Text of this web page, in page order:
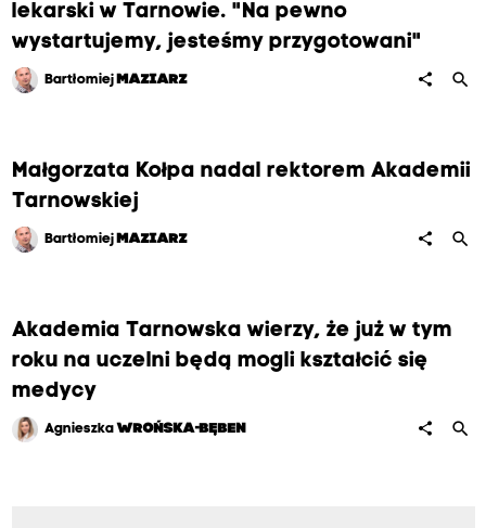
lekarski w Tarnowie. "Na pewno
wystartujemy, jesteśmy przygotowani"
Bartłomiej MAZIARZ share search
Małgorzata Kołpa nadal rektorem Akademii
Tarnowskiej
Bartłomiej MAZIARZ share search
Akademia Tarnowska wierzy, że już w tym
roku na uczelni będą mogli kształcić się
medycy
Agnieszka WROŃSKA-BĘBEN share search